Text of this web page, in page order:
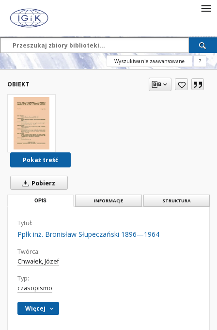
Wyszukiwanie zaawansowane ?
OBIEKT
Pokaż treść
Pobierz
OPIS INFORMACJE STRUKTURA
Tytuł:
Ppłk inż. Bronisław Słupeczański 1896—1964
Twórca:
Chwałek, Józef
Typ:
czasopismo
Więcej